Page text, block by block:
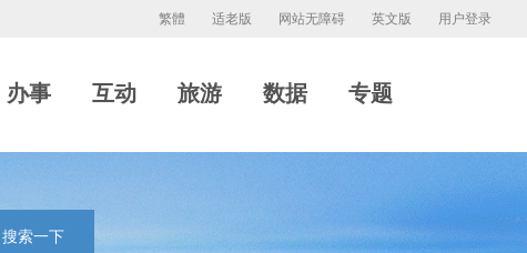
用户登录
英文版
网站无障碍
适老版
繁體
办事 互动 旅游 数据 专题
搜索一下